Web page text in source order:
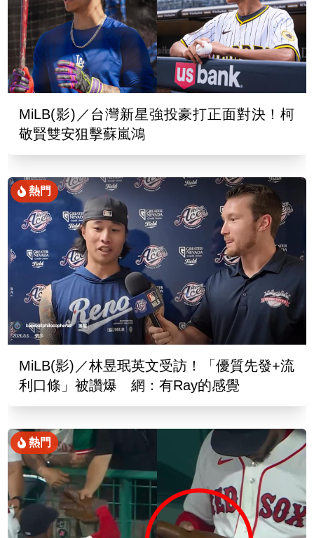
MiLB(影)／台灣新星強投豪打正面對決！柯
敬賢雙安狙擊蘇嵐鴻
熱門
MiLB(影)／林昱珉英文受訪！「優質先發+流
利口條」被讚爆 網：有Ray的感覺
熱門